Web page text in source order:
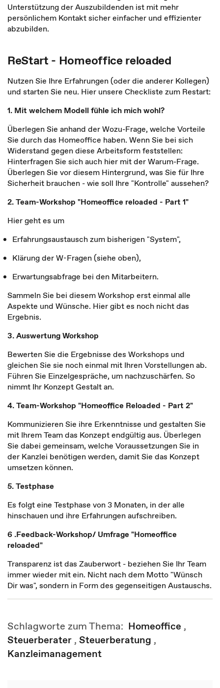
Unterstützung der Auszubildenden ist mit mehr
persönlichem Kontakt sicher einfacher und effizienter
abzubilden.
ReStart - Homeoffice reloaded
Nutzen Sie Ihre Erfahrungen (oder die anderer Kollegen)
und starten Sie neu. Hier unsere Checkliste zum Restart:
1. Mit welchem Modell fühle ich mich wohl?
Überlegen Sie anhand der Wozu-Frage, welche Vorteile
Sie durch das Homeoffice haben. Wenn Sie bei sich
Widerstand gegen diese Arbeitsform feststellen:
Hinterfragen Sie sich auch hier mit der Warum-Frage.
Überlegen Sie vor diesem Hintergrund, was Sie für Ihre
Sicherheit brauchen - wie soll Ihre "Kontrolle" aussehen?
2. Team-Workshop "Homeoffice reloaded - Part 1"
Hier geht es um
Erfahrungsaustausch zum bisherigen "System",
Klärung der W-Fragen (siehe oben),
Erwartungsabfrage bei den Mitarbeitern.
Sammeln Sie bei diesem Workshop erst einmal alle
Aspekte und Wünsche. Hier gibt es noch nicht das
Ergebnis.
3. Auswertung Workshop
Bewerten Sie die Ergebnisse des Workshops und
gleichen Sie sie noch einmal mit Ihren Vorstellungen ab.
Führen Sie Einzelgespräche, um nachzuschärfen. So
nimmt Ihr Konzept Gestalt an.
4. Team-Workshop "Homeoffice Reloaded - Part 2"
Kommunizieren Sie ihre Erkenntnisse und gestalten Sie
mit Ihrem Team das Konzept endgültig aus. Überlegen
Sie dabei gemeinsam, welche Voraussetzungen Sie in
der Kanzlei benötigen werden, damit Sie das Konzept
umsetzen können.
5. Testphase
Es folgt eine Testphase von 3 Monaten, in der alle
hinschauen und ihre Erfahrungen aufschreiben.
6 .Feedback-Workshop/ Umfrage "Homeoffice
reloaded"
Transparenz ist das Zauberwort - beziehen Sie Ihr Team
immer wieder mit ein. Nicht nach dem Motto "Wünsch
Dir was", sondern in Form des gegenseitigen Austauschs.
Schlagworte zum Thema: Homeoffice ,
Steuerberater , Steuerberatung ,
Kanzleimanagement